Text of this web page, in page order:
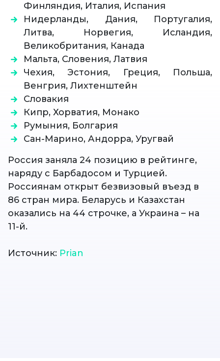
Финляндия, Италия, Испания
Нидерланды, Дания, Португалия,
Литва, Норвегия, Исландия,
Великобритания, Канада
Мальта, Словения, Латвия
Чехия, Эстония, Греция, Польша,
Венгрия, Лихтенштейн
Словакия
Кипр, Хорватия, Монако
Румыния, Болгария
Сан-Марино, Андорра, Уругвай
Россия заняла 24 позицию в рейтинге,
наряду с Барбадосом и Турцией.
Россиянам открыт безвизовый въезд в
86 стран мира. Беларусь и Казахстан
оказались на 44 строчке, а Украина – на
11-й.
Источник: Prian